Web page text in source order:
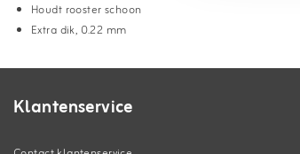
Houdt rooster schoon
Extra dik, 0.22 mm
Klantenservice